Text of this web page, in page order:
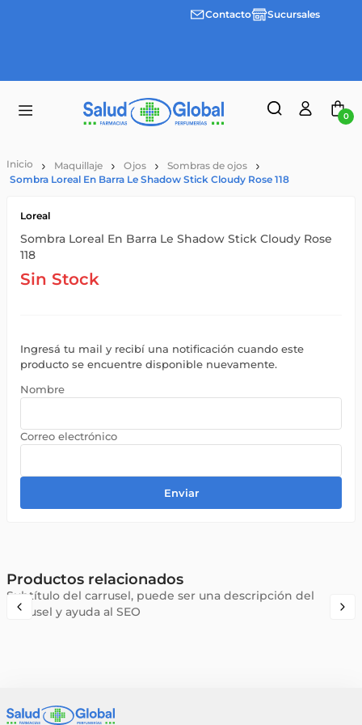
Envíos
Contacto Sucursales
0
Maquillaje Ojos
Sombras de ojos
Sombra Loreal En Barra Le Shadow Stick Cloudy Rose 118
Loreal
Sombra Loreal En Barra Le Shadow Stick Cloudy Rose
118
Sin Stock
Ingresá tu mail y recibí una notificación cuando este
producto se encuentre disponible nuevamente.
Enviar
Productos relacionados
Subtítulo del carrusel, puede ser una descripción del
carrusel y ayuda al SEO